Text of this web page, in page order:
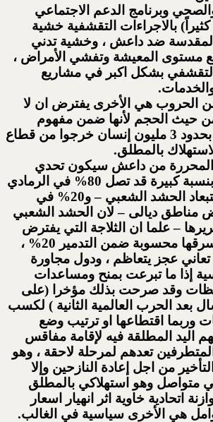
وبرنامج الدعم الاجتماعي
بالاجراءات التقشفية خشية
المقدسة ضد داعش ، وخشية تدني
مستوى المعيشة وتفشي الأمراض ،
التقشفي بشكل اكبر في مشاريع
والخدمات.
من الحروب هي الأخرى يفترض ان لا
من حيث الحجم لأنها ضمن مفهوم
الطوارئ ، وهنالك بحدود 3 مليون إنسان خرجوا من قطاع
بالمطلق.
المحررة من داعش سيكون تحدي
كبيرة لأنها مدمرة بنسبة كبيرة قد تصل 80% في الرمادي
– لأنها تحررت باستبعاد الحشد الشعبي – و20% في
مناطق ديالى – لان الحشد الشعبي
– علما ان الثلاجة التي يفترض
ان احد المحررين سرقها محسوبة ضمن التدمير 20% ،
تعاني عجز يتعاظم ، ودول مجاورة
إذا ما تبرعت بمنح ومساعدات
وقد صرحت بذلك مؤخرا (على
بعد الحرب العالمية الثانية ) لكسب
وربما اقتطاعها او ترتيب وضع
اليد المطلقة فيه لإقامة مفاقس
تعدهم لمرحلة لاحقة ، وهو
من اجل إعادة النازحين وإلا
متواصل وهو استهلاكي بالمطلق
اتحادية خاوية اثر انهيار اسعار
هي الأخرى سياسية في الغالب.